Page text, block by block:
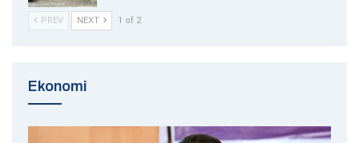
PREV NEXT 1 of 2
Ekonomi